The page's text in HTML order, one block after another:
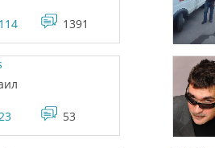
114 1391
53